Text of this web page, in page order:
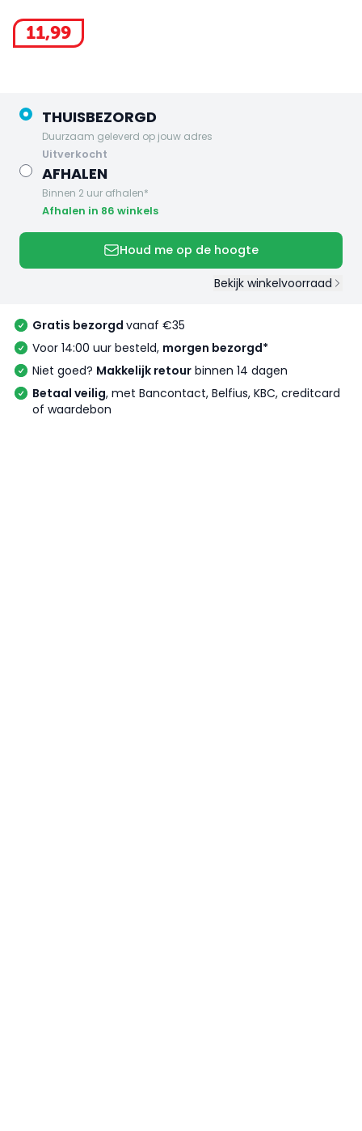
11,99
THUISBEZORGD
Duurzaam geleverd op jouw adres
uitverkocht
AFHALEN
Binnen 2 uur afhalen*
Afhalen in 86 winkels
Houd me op de hoogte
Bekijk winkelvoorraad
Gratis bezorgd vanaf €35
Voor 14:00 uur besteld, morgen bezorgd*
Niet goed? Makkelijk retour binnen 14 dagen
Betaal veilig, met Bancontact, Belfius, KBC, creditcard
of waardebon